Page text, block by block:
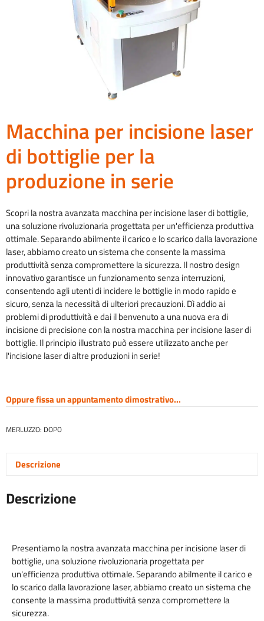
Macchina per incisione laser
di bottiglie per la
produzione in serie
Scopri la nostra avanzata macchina per incisione laser di bottiglie,
una soluzione rivoluzionaria progettata per un'efficienza produttiva
ottimale. Separando abilmente il carico e lo scarico dalla lavorazione
laser, abbiamo creato un sistema che consente la massima
produttività senza compromettere la sicurezza. Il nostro design
innovativo garantisce un funzionamento senza interruzioni,
consentendo agli utenti di incidere le bottiglie in modo rapido e
sicuro, senza la necessità di ulteriori precauzioni. Dì addio ai
problemi di produttività e dai il benvenuto a una nuova era di
incisione di precisione con la nostra macchina per incisione laser di
bottiglie. Il principio illustrato può essere utilizzato anche per
l'incisione laser di altre produzioni in serie!
Oppure fissa un appuntamento dimostrativo...
MERLUZZO: DOPO
Descrizione
Descrizione
Presentiamo la nostra avanzata macchina per incisione laser di
bottiglie, una soluzione rivoluzionaria progettata per
un'efficienza produttiva ottimale. Separando abilmente il carico e
lo scarico dalla lavorazione laser, abbiamo creato un sistema che
consente la massima produttività senza compromettere la
sicurezza.